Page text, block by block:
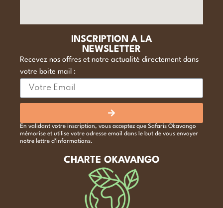
INSCRIPTION A LA
NEWSLETTER
Recevez nos offres et notre actualité directement dans
votre boite mail :
En validant votre inscription, vous acceptez que Safaris Okavango
mémorise et utilise votre adresse email dans le but de vous envoyer
notre lettre d’informations.
CHARTE OKAVANGO